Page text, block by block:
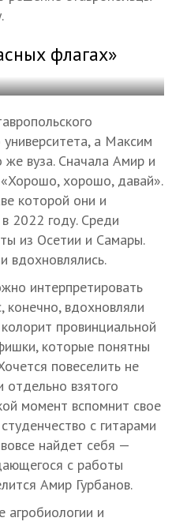
флагах»
университета, а Максим
же вуза. Сначала Амир и
хорошо, давай».
которой они и
2022 году. Среди
из Осетии и Самары.
вдохновлялись.
интерпретировать
конечно, вдохновляли
провинциальной
которые понятны
повеселить не
отдельно взятого
момент вспомнит свое
с гитарами
найдет себя —
с работы
Амир Гурбанов.
агробиологии и